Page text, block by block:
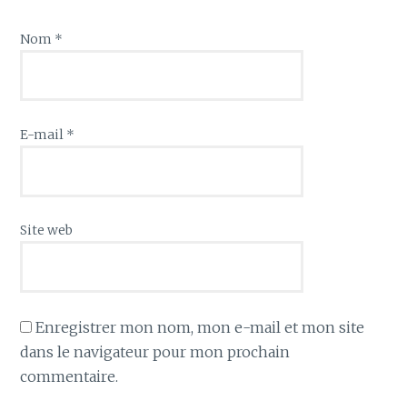
Nom *
E-mail *
Site web
Enregistrer mon nom, mon e-mail et mon site
dans le navigateur pour mon prochain
commentaire.